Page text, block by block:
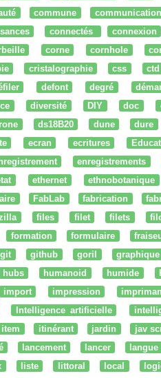
commune communication
connectés connexion
corne cornhole
cristalographie css ctd
defont degré
diversité DIY doc
ds18B20 dune dure
ecran ecritures
enregistrements
ethernet ethnobotanique
FabLab fabrication
files filet filets
formation formulaire
git github goril graphique
hubs humanoid humide
import impression
Intelligence artificielle
item itinérant jardin jav
lancement lancer langue
liste littoral local